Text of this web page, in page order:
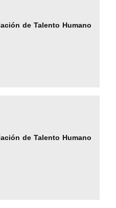
de Talento Humano
de Talento Humano